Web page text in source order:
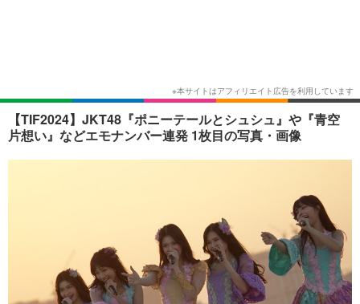
ショッピング その他
【TIF2024】JKT48『ポニーテールとシュシュ』や『青空
片想い』などエモナンバー連発 1枚目の写真・画像